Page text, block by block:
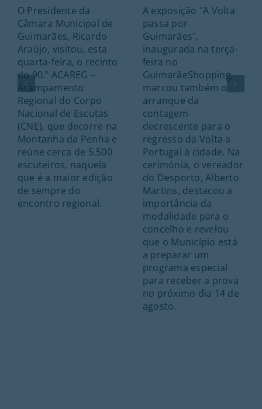
O Presidente da
Câmara Municipal de
Guimarães, Ricardo
Araújo, visitou, esta
quarta-feira, o recinto
do 90.º ACAREG –
Acampamento
Regional do Corpo
Nacional de Escutas
(CNE), que decorre na
Montanha da Penha e
reúne cerca de 5.500
escuteiros, naquela
que é a maior edição
de sempre do
encontro regional.
A exposição "A Volta
passa por
Guimarães",
inaugurada na terça-
feira no
GuimarãeShopping,
marcou também o
arranque da
contagem
decrescente para o
regresso da Volta a
Portugal à cidade. Na
cerimónia, o vereador
do Desporto, Alberto
Martins, destacou a
importância da
modalidade para o
concelho e revelou
que o Município está
a preparar um
programa especial
para receber a prova
no próximo dia 14 de
agosto.